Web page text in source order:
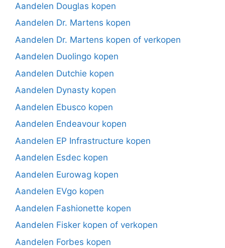
Aandelen Douglas kopen
Aandelen Dr. Martens kopen
Aandelen Dr. Martens kopen of verkopen
Aandelen Duolingo kopen
Aandelen Dutchie kopen
Aandelen Dynasty kopen
Aandelen Ebusco kopen
Aandelen Endeavour kopen
Aandelen EP Infrastructure kopen
Aandelen Esdec kopen
Aandelen Eurowag kopen
Aandelen EVgo kopen
Aandelen Fashionette kopen
Aandelen Fisker kopen of verkopen
Aandelen Forbes kopen